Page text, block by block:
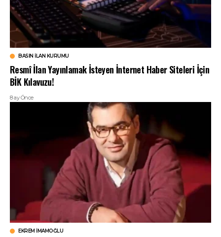
BASIN İLAN KURUMU
Resmî İlan Yayınlamak İsteyen İnternet Haber Siteleri İçin
BİK Kılavuzu!
8 ay Önce
EKREM İMAMOĞLU